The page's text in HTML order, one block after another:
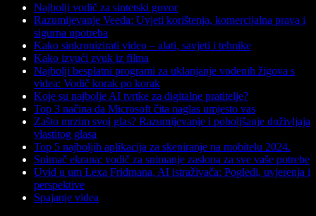
Najbolji vodič za sintetski govor
Razumijevanje Veeda: Uvjeti korištenja, komercijalna prava i
sigurna upotreba
Kako sinkronizirati video – alati, savjeti i tehnike
Kako izvući zvuk iz filma
Najbolji besplatni programi za uklanjanje vodenih žigova s
videa: Vodič korak po korak
Koje su najbolje AI tvrtke za digitalne pratitelje?
Top 3 načina da Microsoft čita naglas umjesto vas
Zašto mrzim svoj glas? Razumijevanje i poboljšanje doživljaja
vlastitog glasa
Top 5 najboljih aplikacija za skeniranje na mobitelu 2024.
Snimač ekrana: vodič za snimanje zaslona za sve vaše potrebe
Uvid u um Lexa Fridmana, AI istraživača: Pogledi, uvjerenja i
perspektive
Spajanje videa